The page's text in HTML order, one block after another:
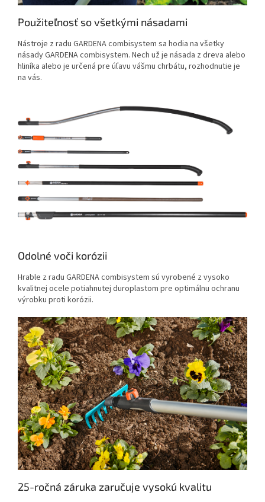
Použiteľnosť so všetkými násadami
Nástroje z radu GARDENA combisystem sa hodia na všetky
násady GARDENA combisystem. Nech už je násada z dreva alebo
hliníka alebo je určená pre úľavu vášmu chrbátu, rozhodnutie je
na vás.
Odolné voči korózii
Hrable z radu GARDENA combisystem sú vyrobené z vysoko
kvalitnej ocele potiahnutej duroplastom pre optimálnu ochranu
výrobku proti korózii.
25-ročná záruka zaručuje vysokú kvalitu